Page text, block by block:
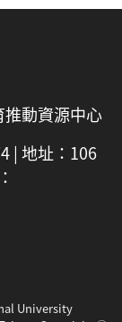
動資源中心
| 地址：106
University